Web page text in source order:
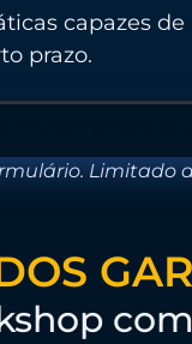
capazes
prazo.
Limitado